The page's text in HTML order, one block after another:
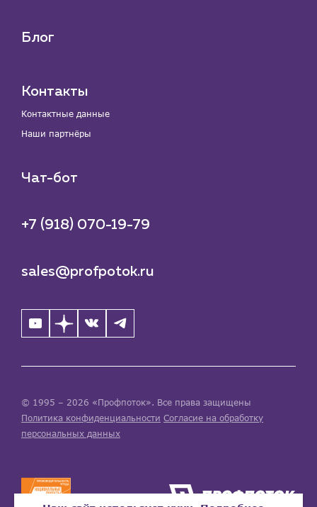
Блог
Контакты
Контактные данные
Наши партнёры
Чат-бот
+7 (918) 070-19-79
sales@profpotok.ru
© 1995 – 2026 «Профпоток». Все права защищены
Политика конфиденциальности Согласие на обработку
персональных данных